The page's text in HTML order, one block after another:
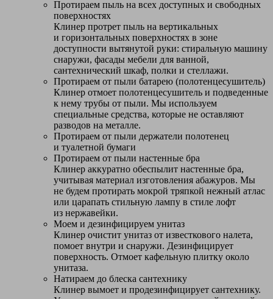
Протираем пыль на всех доступных и свободных
поверхностях
Клинер протрет пыль на вертикальных
и горизонтальных поверхностях в зоне
доступности вытянутой руки: стиральную машину
снаружи, фасады мебели для ванной,
сантехнический шкаф, полки и стеллажи.
Протираем от пыли батарею (полотенцесушитель)
Клинер отмоет полотенцесушитель и подведенные
к нему трубы от пыли. Мы используем
специальные средства, которые не оставляют
разводов на металле.
Протираем от пыли держатели полотенец
и туалетной бумаги
Протираем от пыли настенные бра
Клинер аккуратно обеспылит настенные бра,
учитывая материал изготовления абажуров. Мы
не будем протирать мокрой тряпкой нежный атлас
или царапать стильную лампу в стиле лофт
из нержавейки.
Моем и дезинфицируем унитаз
Клинер очистит унитаз от известкового налета,
помоет внутри и снаружи. Дезинфицирует
поверхность. Отмоет кафельную плитку около
унитаза.
Натираем до блеска сантехнику
Клинер вымоет и продезинфицирует сантехнику.